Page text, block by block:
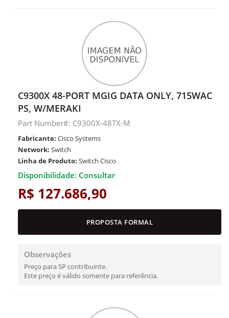
C9300X 48-PORT MGIG DATA ONLY, 715WAC
PS, W/MERAKI
Part Number#: C9300X-48TX-M
Fabricante: Cisco Systems
Network: Switch
Linha de Produto: Switch Cisco
Disponibilidade: Consultar
R$ 127.686,90
PROPOSTA FORMAL
Observações
Preço para SP contribuinte.
Este preço é válido somente para referência.